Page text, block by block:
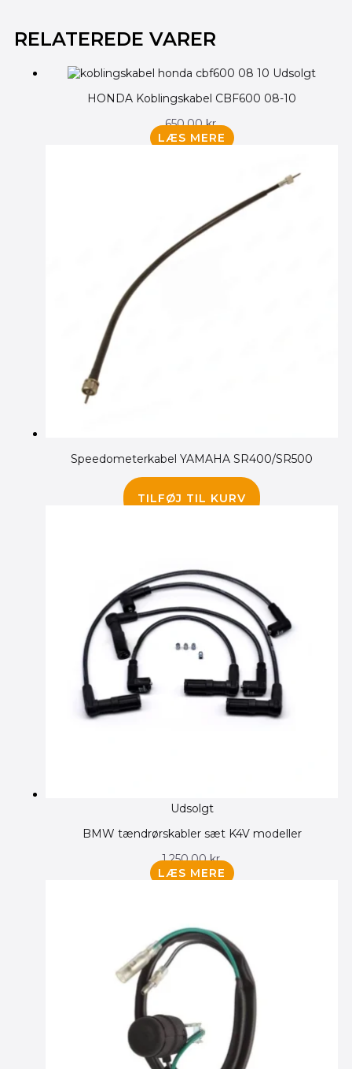
RELATEREDE VARER
Udsolgt
HONDA Koblingskabel CBF600 08-10
650.00kr.
LÆS MERE
Speedometerkabel YAMAHA SR400/SR500
TILFØJ TIL KURV
Udsolgt
BMW tændrørskabler sæt K4V modeller
1,250.00kr.
LÆS MERE